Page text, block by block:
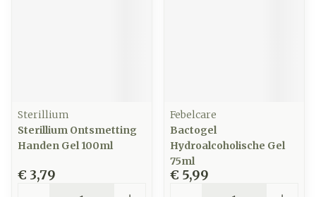
Sterillium
Sterillium Ontsmetting
Handen Gel 100ml
€ 3,79
Febelcare
Bactogel
Hydroalcoholische Gel
75ml
€ 5,99